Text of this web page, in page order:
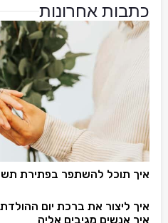
כתבות אחרונות
איך תוכל להשתפר בפתירת
איך ליצור את ברכת יום
איך אנשים מגיבים אליה